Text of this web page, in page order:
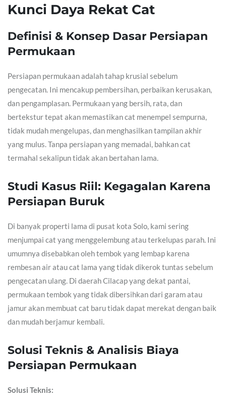
Kunci Daya Rekat Cat
Definisi & Konsep Dasar Persiapan
Permukaan
Persiapan permukaan adalah tahap krusial sebelum
pengecatan. Ini mencakup pembersihan, perbaikan kerusakan,
dan pengamplasan. Permukaan yang bersih, rata, dan
bertekstur tepat akan memastikan cat menempel sempurna,
tidak mudah mengelupas, dan menghasilkan tampilan akhir
yang mulus. Tanpa persiapan yang memadai, bahkan cat
termahal sekalipun tidak akan bertahan lama.
Studi Kasus Riil: Kegagalan Karena
Persiapan Buruk
Di banyak properti lama di pusat kota Solo, kami sering
menjumpai cat yang menggelembung atau terkelupas parah. Ini
umumnya disebabkan oleh tembok yang lembap karena
rembesan air atau cat lama yang tidak dikerok tuntas sebelum
pengecatan ulang. Di daerah Cilacap yang dekat pantai,
permukaan tembok yang tidak dibersihkan dari garam atau
jamur akan membuat cat baru tidak dapat merekat dengan baik
dan mudah berjamur kembali.
Solusi Teknis & Analisis Biaya
Persiapan Permukaan
Solusi Teknis: